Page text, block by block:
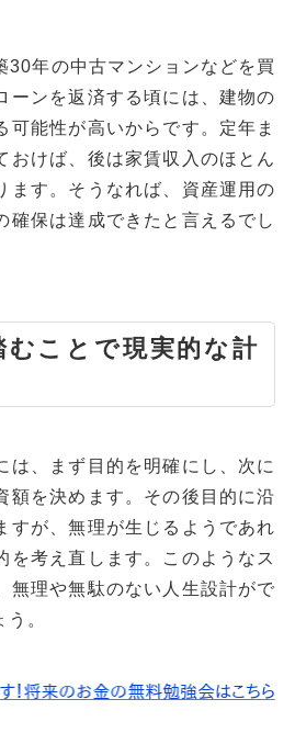
30年の中古マンションなどを買
ーンを返済する頃には、建物の
可能性が高いからです。定年ま
おけば、後は家賃収入のほとん
ます。そうなれば、資産運用の
確保は達成できたと言えるでし
ことで現実的な計
は、まず目的を明確にし、次に
額を決めます。その後目的に沿
すが、無理が生じるようであれ
を考え直します。このようなス
無理や無駄のない人生設計がで
。